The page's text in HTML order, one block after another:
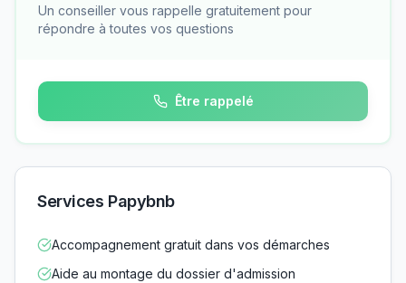
Un conseiller vous rappelle gratuitement pour
répondre à toutes vos questions
Être rappelé
Services Papybnb
Accompagnement gratuit dans vos démarches
Aide au montage du dossier d'admission